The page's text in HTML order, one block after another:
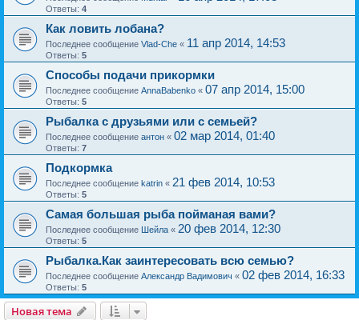
Ответы: 4
Как ловить лобана?
Последнее сообщение Vlad-Che « 11 апр 2014, 14:53
Ответы: 5
Способы подачи прикормки
Последнее сообщение AnnaBabenko « 07 апр 2014, 15:00
Ответы: 5
Рыбалка с друзьями или с семьей?
Последнее сообщение антон « 02 мар 2014, 01:40
Ответы: 7
Подкормка
Последнее сообщение katrin « 21 фев 2014, 10:53
Ответы: 5
Самая большая рыба пойманая вами?
Последнее сообщение Шейла « 20 фев 2014, 12:30
Ответы: 5
Рыбалка.Как заинтересовать всю семью?
Последнее сообщение Александр Вадимович « 02 фев 2014, 16:33
Ответы: 5
Новая тема